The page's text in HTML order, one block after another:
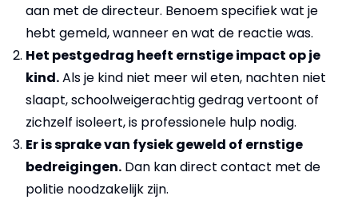
aan met de directeur. Benoem specifiek wat je
hebt gemeld, wanneer en wat de reactie was.
Het pestgedrag heeft ernstige impact op je
kind.Als je kind niet meer wil eten, nachten niet
slaapt, schoolweigerachtig gedrag vertoont of
zichzelf isoleert, is professionele hulp nodig.
Er is sprake van fysiek geweld of ernstige
bedreigingen. Dan kan direct contact met de
politie noodzakelijk zijn.